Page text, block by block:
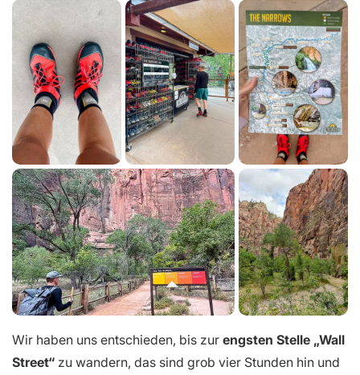
Wir haben uns entschieden, bis zur engsten Stelle „Wall
Street“ zu wandern, das sind grob vier Stunden hin und